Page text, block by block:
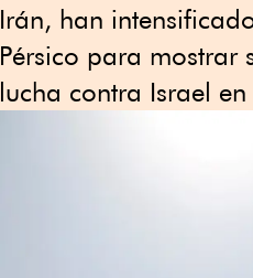
Irán, han
Pérsico para
lucha contra Israel